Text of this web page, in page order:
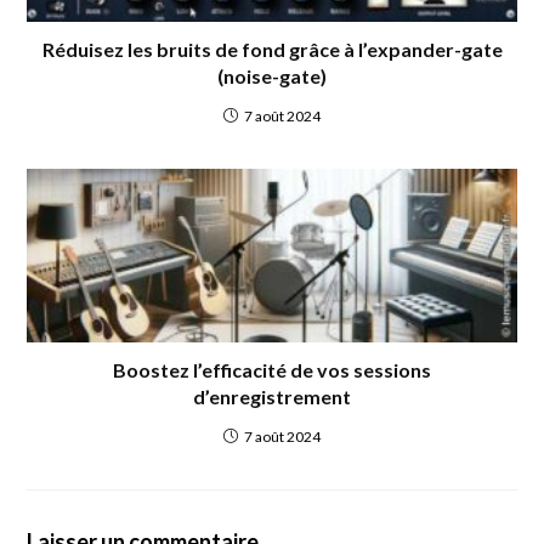
Réduisez les bruits de fond grâce à l’expander-gate
(noise-gate)
7 août 2024
Boostez l’efficacité de vos sessions
d’enregistrement
7 août 2024